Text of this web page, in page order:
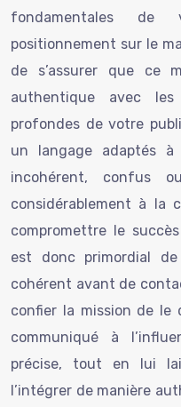
fondamentales
positionnement sur le
de s’assurer que ce
authentique avec
profondes de votre
un langage adaptés à
incohérent, confus
considérablement à la
compromettre le
est donc primordial
cohérent avant de
confier la mission de le
communiqué à
précise, tout en lui
l’intégrer de manière